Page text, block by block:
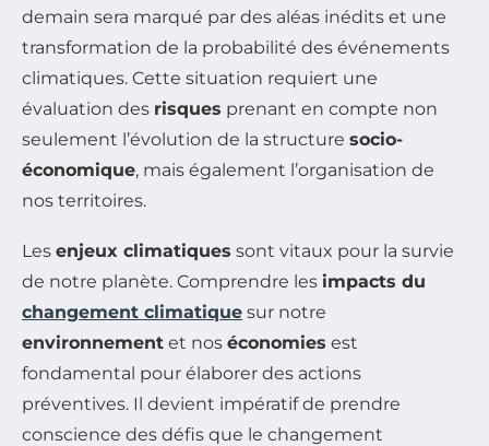
demain sera marqué par des aléas inédits et une
transformation de la probabilité des événements
climatiques. Cette situation requiert une
évaluation des risques prenant en compte non
seulement l’évolution de la structure socio-
économique, mais également l’organisation de
nos territoires.
Les enjeux climatiques sont vitaux pour la survie
de notre planète. Comprendre les impacts du
changement climatique sur notre
environnement et nos économies est
fondamental pour élaborer des actions
préventives. Il devient impératif de prendre
conscience des défis que le changement